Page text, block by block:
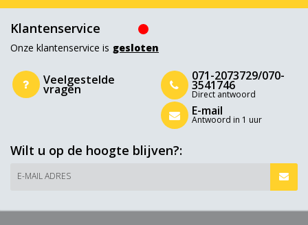
Klantenservice
Onze klantenservice is gesloten
Veelgestelde
vragen
071-2073729/070-
3541746
Direct antwoord
E-mail
Antwoord in 1 uur
Wilt u op de hoogte blijven?:
E-MAIL ADRES